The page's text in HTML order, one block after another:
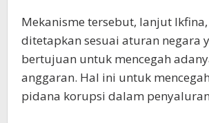
Mekanisme tersebut, lanjut
ditetapkan sesuai aturan negara
bertujuan untuk mencegah
anggaran. Hal ini untuk
pidana korupsi dalam